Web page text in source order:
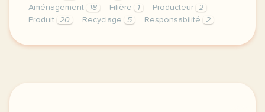
Aménagement
18 Filière 1 Producteur
2
Produit
20 Recyclage 5 Responsabilité 2
theme environnement et amenagement duree